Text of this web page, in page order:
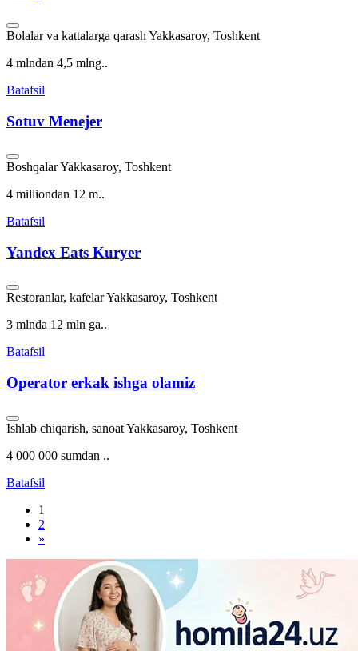
Bolalar va kattalarga qarashYakkasaroy, Toshkent
4 mlndan 4,5 mlng..
Batafsil
Sotuv Menejer
BoshqalarYakkasaroy, Toshkent
4 milliondan 12 m..
Batafsil
Yandex Eats Kuryer
Restoranlar, kafelarYakkasaroy, Toshkent
3 mlnda 12 mln ga..
Batafsil
Operator erkak ishga olamiz
Ishlab chiqarish, sanoatYakkasaroy, Toshkent
4 000 000 sumdan ..
Batafsil
1
2
»